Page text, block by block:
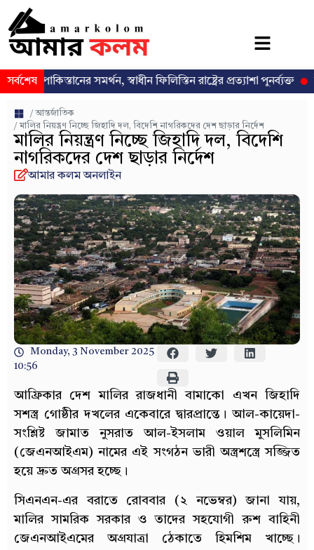
সর্বশেষসমর্থন, স্বাধীন ফিলিস্তিন রাষ্ট্রের প্রত্যাশা পুনর্ব্যক্ত ঢাকা-১৩
/আন্তর্জাতিক
/ মালির নিয়ন্ত্রণ নিচ্ছে জিহাদি দল, বিদেশি নাগরিকদের দেশ ছাড়ার নির্দেশ
মালির নিয়ন্ত্রণ নিচ্ছে জিহাদি দল, বিদেশি
নাগরিকদের দেশ ছাড়ার নির্দেশ
আমার কলম অনলাইন
Monday, 3 November 2025
10:56
আফ্রিকার দেশ মালির রাজধানী বামাকো এখন জিহাদি
সশস্ত্র গোষ্ঠীর দখলের একেবারে দ্বারপ্রান্তে। আল-কায়েদা-
সংশ্লিষ্ট জামাত নুসরাত আল-ইসলাম ওয়াল মুসলিমিন
(জেএনআইএম) নামের এই সংগঠন ভারী অস্ত্রশস্ত্রে সজ্জিত
হয়ে দ্রুত অগ্রসর হচ্ছে।
সিএনএন-এর বরাতে রোববার (২ নভেম্বর) জানা যায়,
মালির সামরিক সরকার ও তাদের সহযোগী রুশ বাহিনী
জেএনআইএমের অগ্রযাত্রা ঠেকাতে হিমশিম খাচ্ছে।